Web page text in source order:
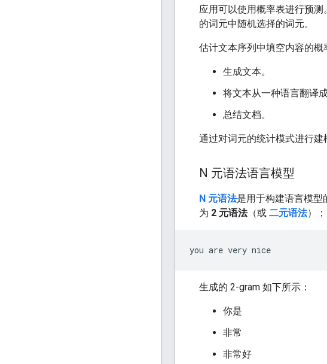
应用可以使用概率表进行预
的词元中随机选择的词元。
估计文本序列中填空内容的概
生成文本。
将文本从一种语言翻译
总结文档。
通过对词元的统计模式进行建
N 元语法语言模型
N 元语法是用于构建语言模型
为 2 元语法（或 二元语法）
生成的 2-gram 如下所示：
你是
非常
非常好